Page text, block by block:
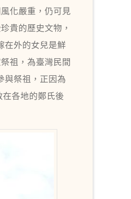
化嚴重，仍可見
貴的歷史文物，
在外的女兒是鮮
祖，為臺灣民間
與祭祖，正因為
各地的鄭氏後